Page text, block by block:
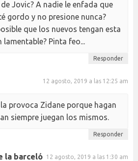
Jovic? A nadie le enfada que
gordo y no presione nunca?
que los nuevos tengan esta
Pinta feo...
Responder
12 agosto, 2019 a las 12:25 am
provoca Zidane porque hagan
siempre juegan los mismos.
Responder
la barceló 12 agosto, 2019 a las 1:30 am